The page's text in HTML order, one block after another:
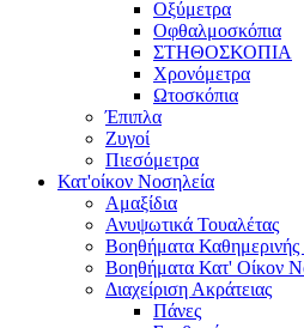
Οξύμετρα
Οφθαλμοσκόπια
ΣΤΗΘΟΣΚΟΠΙΑ
Χρονόμετρα
Ωτοσκόπια
Έπιπλα
Ζυγοί
Πιεσόμετρα
Κατ'οίκον Νοσηλεία
Αμαξίδια
Ανυψωτικά Τουαλέτας
Βοηθήματα
Βοηθήματα Κατ' Οίκον
Διαχείριση Ακράτειας
Πάνες